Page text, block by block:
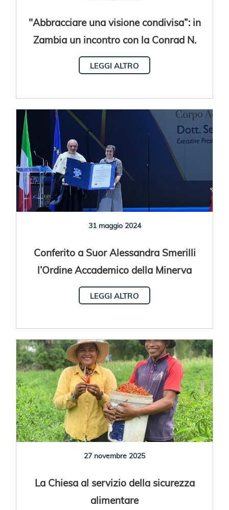
"Abbracciare una visione condivisa”: in
Zambia un incontro con la Conrad N.
Hilton Foundation
LEGGI ALTRO
31 maggio 2024
Conferito a Suor Alessandra Smerilli
l’Ordine Accademico della Minerva
LEGGI ALTRO
27 novembre 2025
La Chiesa al servizio della sicurezza
alimentare